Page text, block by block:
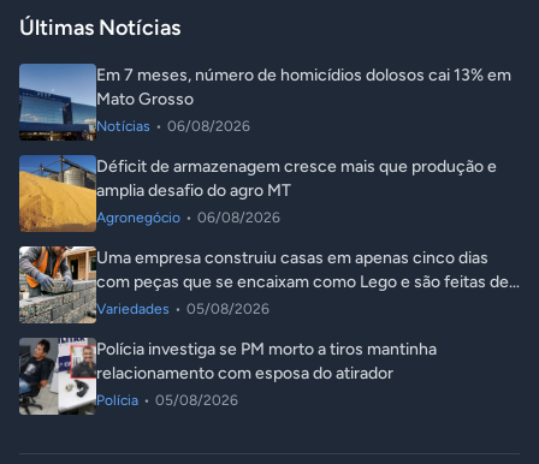
Últimas Notícias
Em 7 meses, número de homicídios dolosos cai 13% em
Mato Grosso
Notícias • 06/08/2026
Déficit de armazenagem cresce mais que produção e
amplia desafio do agro MT
Agronegócio • 06/08/2026
Uma empresa construiu casas em apenas cinco dias
com peças que se encaixam como Lego e são feitas de
plástico reciclado
Variedades • 05/08/2026
Polícia investiga se PM morto a tiros mantinha
relacionamento com esposa do atirador
Polícia • 05/08/2026